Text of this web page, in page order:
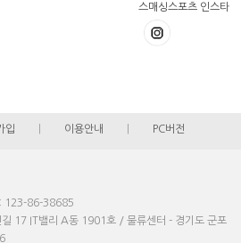
스매싱스포츠 인스타
입 이용안내 PC버전
123-86-38685
17 IT밸리 A동 1901호 / 물류센터 - 경기도 군포